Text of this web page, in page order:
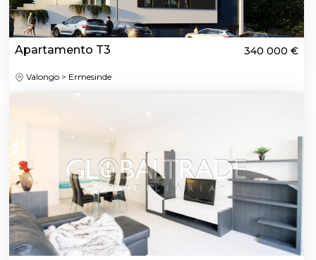
Apartamento T3 340 000 €
Valongo > Ermesinde